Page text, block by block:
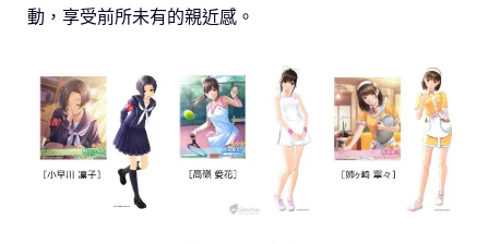
動，享受前所未有的親近感。